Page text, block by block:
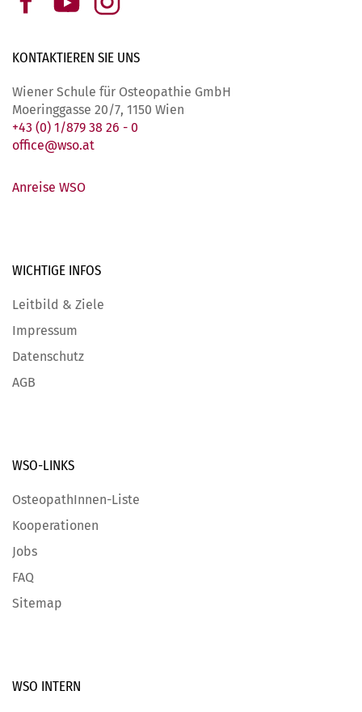
KONTAKTIEREN SIE UNS
Wiener Schule für Osteopathie GmbH
Moeringgasse 20/7, 1150 Wien
+43 (0) 1/879 38 26 - 0
office@wso.at
Anreise WSO
WICHTIGE INFOS
Leitbild & Ziele
Impressum
Datenschutz
AGB
WSO-LINKS
OsteopathInnen-Liste
Kooperationen
Jobs
FAQ
Sitemap
WSO INTERN